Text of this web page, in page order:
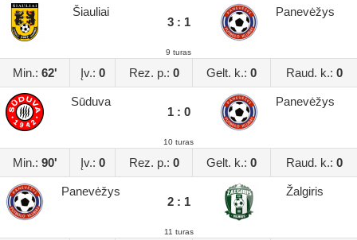
Šiauliai
3 : 1
Panevėžys
9 turas
Min.: 62' Įv.: 0 Rez. p.: 0 Gelt. k.: 0 Raud. k.: 0
Sūduva
1 : 0
Panevėžys
10 turas
Min.: 90' Įv.: 0 Rez. p.: 0 Gelt. k.: 0 Raud. k.: 0
Panevėžys
2 : 1
Žalgiris
11 turas